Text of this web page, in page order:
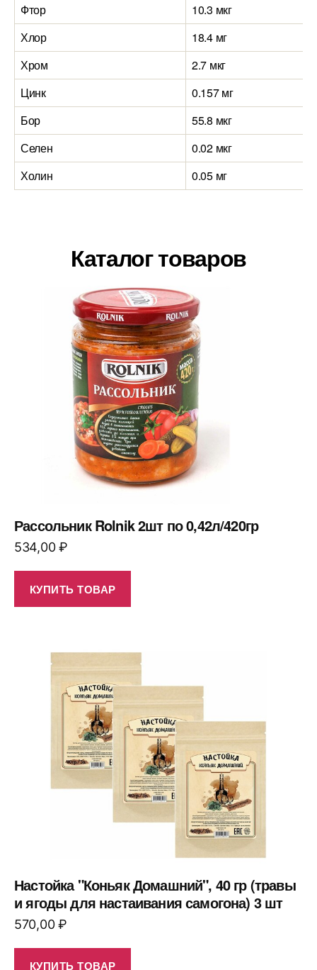
Фтор
10.3 мкг
Хлор
18.4 мг
Хром
2.7 мкг
Цинк
0.157 мг
Бор
55.8 мкг
Селен
0.02 мкг
Холин
0.05 мг
Каталог товаров
Рассольник Rolnik 2шт по 0,42л/420гр
534,00₽
КУПИТЬ ТОВАР
Настойка "Коньяк Домашний", 40 гр (травы
и ягоды для настаивания самогона) 3 шт
570,00₽
КУПИТЬ ТОВАР